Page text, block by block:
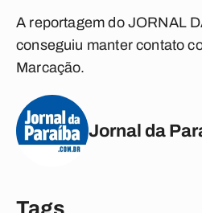
A reportagem do JORNAL
conseguiu manter contato
Marcação.
Jornal da
Tags